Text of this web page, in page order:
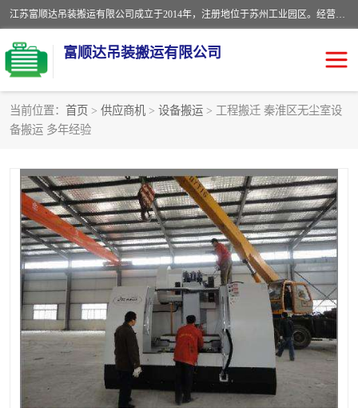
江苏富顺达吊装搬运有限公司成立于2014年，注册地位于苏州工业园区。经营范围包括起重吊装、搬运装卸服务；叉车、吊车租赁；水电安装；机电工程施工及维护；机电设备安装；家政服务、保洁服务。苏州搬运公司，苏州叉车出租，苏州吊车出租，苏州工厂设备搬运，专业设备吊装服务。
富顺达吊装搬运有限公司
当前位置： 首页 > 供应商机 > 设备搬运 > 工程搬迁 秦淮区无尘室设
备搬运 多年经验
苏州设备搬运吊装服务
工厂搬迁公司 设备包装
设备定位移位 起重吊装
设备搬运 吊装公司
工厂设备搬运 专业设备吊装服务
吊车出租租赁服务 叉车出租租赁服务